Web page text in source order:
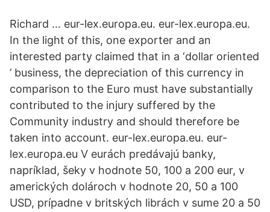
Richard … eur-lex.europa.eu. eur-lex.europa.eu.
In the light of this, one exporter and an
interested party claimed that in a ‘dollar oriented
’ business, the depreciation of this currency in
comparison to the Euro must have substantially
contributed to the injury suffered by the
Community industry and should therefore be
taken into account. eur-lex.europa.eu. eur-
lex.europa.eu V eurách predávajú banky,
napríklad, šeky v hodnote 50, 100 a 200 eur, v
amerických dolároch v hodnote 20, 50 a 100
USD, prípadne v britských librách v sume 20 a 50